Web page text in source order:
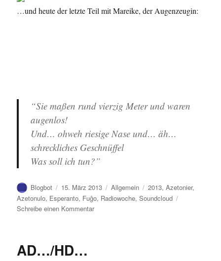
…und heute der letzte Teil mit Mareike, der Augenzeugin:
“Sie maßen rund vierzig Meter und waren
augenlos!
Und… ohweh riesige Nase und… äh…
schreckliches Geschnüffel
Was soll ich tun?”
Autor
Blogbot
Veröffentlicht
am
15. März 2013 Kategorien
Allgemein Schlagwörter
2013,Azetonier,
Azetonulo, Esperanto, Fuĝo, Radiowoche,Soundcloud
Schreibe einen Kommentarzu
AD…/HD…